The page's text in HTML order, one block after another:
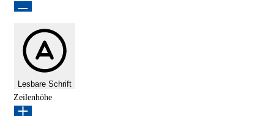
Lesbare Schrift
Zeilenhöhe